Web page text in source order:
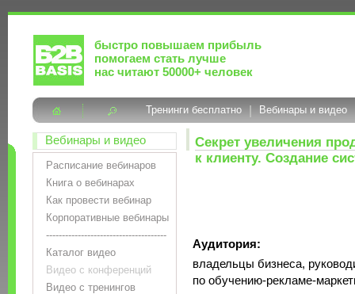
быстро повышаем прибыль
помогаем стать лучше
нас читают 50000+ человек
Тренинги бесплатно Вебинары и видео
Вебинары и видео
Расписание вебинаров
Книга о вебинарах
Как провести вебинар
Корпоративные вебинары
--------------------------------------
Каталог видео
Видео с конференций
Видео с тренингов
Секрет увеличения
к клиенту. Создание
Аудитория:
владельцы бизнеса,
по обучению-рекламе-